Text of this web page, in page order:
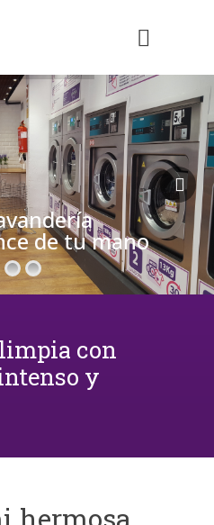
de tu mano
con
y
hermosa